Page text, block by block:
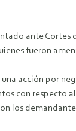
ante
fueron
acción por
con respecto
los